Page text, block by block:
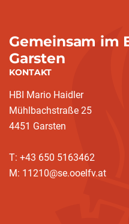
Gemeinsam im
Garsten
KONTAKT
HBI Mario Haidler
Mühlbachstraße 25
4451 Garsten
T: +43 650 5163462
M: 11210@se.ooelfv.at